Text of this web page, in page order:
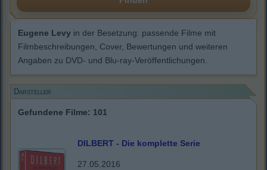
Eugene Levy in der Besetzung: passende Filme mit
Filmbeschreibungen, Cover, Bewertungen und weiteren
Angaben zu DVD- und Blu-ray-Veröffentlichungen.
Darsteller
Gefundene Filme: 101
DILBERT - Die komplette Serie
27.05.2016